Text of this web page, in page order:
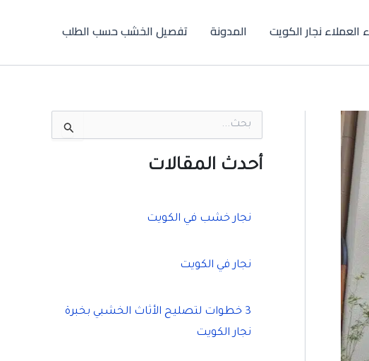
العملاء نجار الكويت المدونة تفصيل الخشب حسب الطلب
ح
أحدث المقالات
نجار خشب في الكويت
نجار في الكويت
3 خطوات لتصليح الأثاث الخشبي بخبرة
نجار الكويت